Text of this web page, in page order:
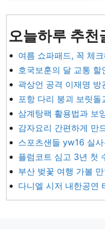
오늘하루 추천
여름 쇼파패드, 꼭 체
호국보훈의 달 교통 할
곽상언 공격 이재명 방
포항 다리 붕괴 보릿돌
삼계탕팩 활용법과 보
감자요리 간편하게 만
스포츠샌들 yw16 실사
플럼코트 심고 3년 첫
부산 벚꽃 여행 가볼
다니엘 시저 내한공연